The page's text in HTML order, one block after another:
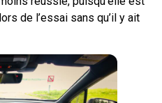
de l’essai sans qu’il y ait